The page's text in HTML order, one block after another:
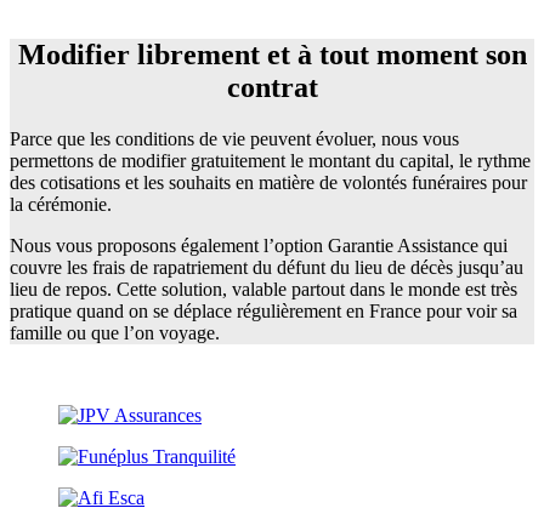
Modifier librement et à tout moment son
contrat
Parce que les conditions de vie peuvent évoluer, nous vous
permettons de modifier gratuitement le montant du capital, le rythme
des cotisations et les souhaits en matière de volontés funéraires pour
la cérémonie.
Nous vous proposons également l’option Garantie Assistance qui
couvre les frais de rapatriement du défunt du lieu de décès jusqu’au
lieu de repos. Cette solution, valable partout dans le monde est très
pratique quand on se déplace régulièrement en France pour voir sa
famille ou que l’on voyage.